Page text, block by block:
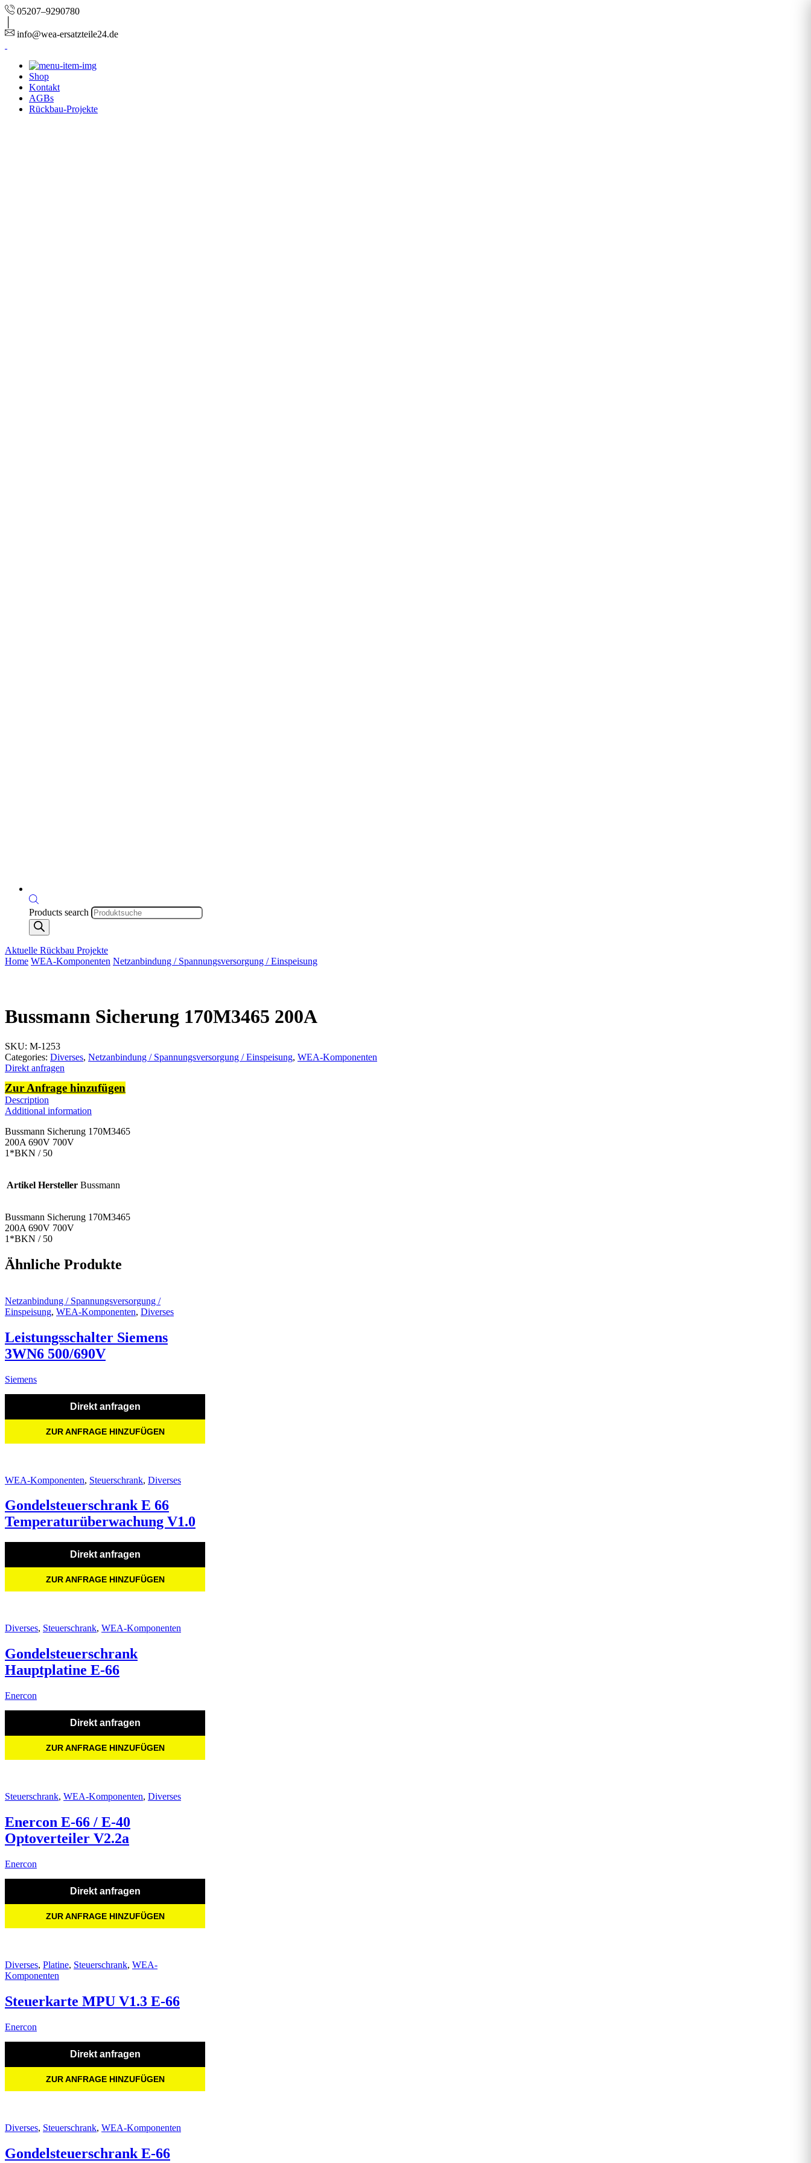
05207–9290780
info@wea-ersatzteile24.de
Shop
Kontakt
AGBs
Rückbau-Projekte
Products search
Aktuelle Rückbau Projekte
Home WEA-Komponenten Netzanbindung / Spannungsversorgung / Einspeisung
Bussmann Sicherung 170M3465 200A
SKU: M-1253
Categories: Diverses, Netzanbindung / Spannungsversorgung / Einspeisung, WEA-Komponenten
Direkt anfragen
Zur Anfrage hinzufügen
Description
Additional information
Bussmann Sicherung 170M3465
200A 690V 700V
1*BKN / 50
Artikel Hersteller Bussmann
Bussmann Sicherung 170M3465
200A 690V 700V
1*BKN / 50
Ähnliche Produkte
Netzanbindung / Spannungsversorgung /
Einspeisung, WEA-Komponenten, Diverses
Leistungsschalter Siemens
3WN6 500/690V
Siemens
Direkt anfragen
ZUR ANFRAGE HINZUFÜGEN
WEA-Komponenten, Steuerschrank, Diverses
Gondelsteuerschrank E 66
Temperaturüberwachung V1.0
Direkt anfragen
ZUR ANFRAGE HINZUFÜGEN
Diverses, Steuerschrank, WEA-Komponenten
Gondelsteuerschrank
Hauptplatine E-66
Enercon
Direkt anfragen
ZUR ANFRAGE HINZUFÜGEN
Steuerschrank, WEA-Komponenten, Diverses
Enercon E-66 / E-40
Optoverteiler V2.2a
Enercon
Direkt anfragen
ZUR ANFRAGE HINZUFÜGEN
Diverses, Platine, Steuerschrank, WEA-
Komponenten
Steuerkarte MPU V1.3 E-66
Enercon
Direkt anfragen
ZUR ANFRAGE HINZUFÜGEN
Diverses, Steuerschrank, WEA-Komponenten
Gondelsteuerschrank E-66